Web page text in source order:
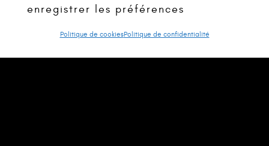
enregistrer les préférences
Politique de cookiesPolitique de confidentialité